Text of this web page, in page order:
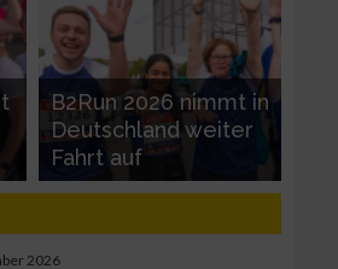
B2Run 2026 nimmt in
Deutschland weiter
Fahrt auf
2026